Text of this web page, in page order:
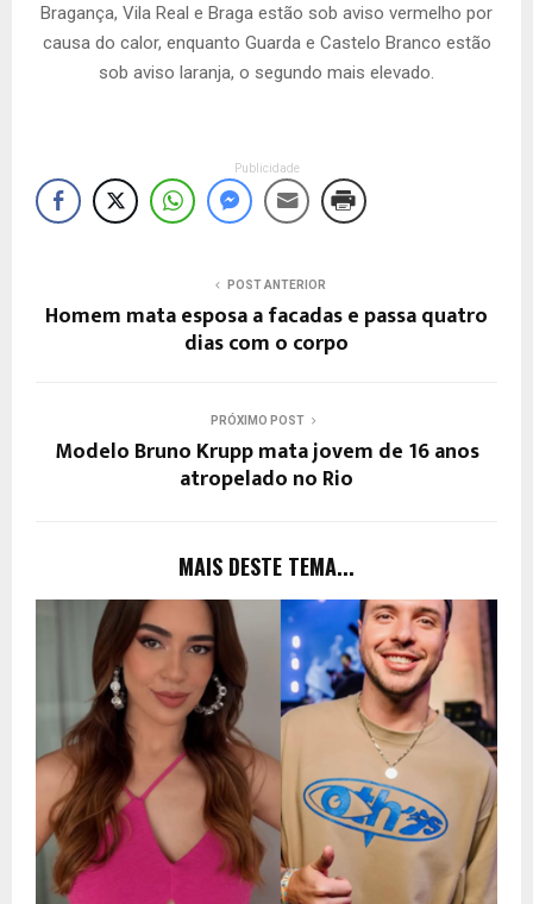
Bragança, Vila Real e Braga estão sob aviso vermelho por
causa do calor, enquanto Guarda e Castelo Branco estão
sob aviso laranja, o segundo mais elevado.
Publicidade
POST ANTERIOR
Homem mata esposa a facadas e passa quatro
dias com o corpo
PRÓXIMO POST
Modelo Bruno Krupp mata jovem de 16 anos
atropelado no Rio
MAIS DESTE TEMA...